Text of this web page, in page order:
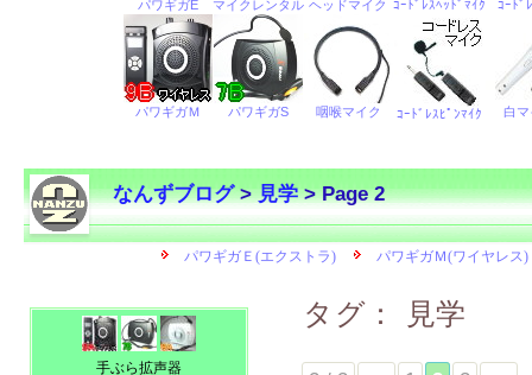
なんずブログ>見学> Page 2
タグ： 見学
手ぶら拡声器